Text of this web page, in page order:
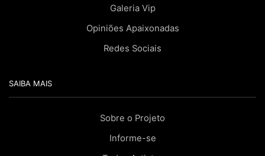
Galeria Vip
Opiniões Apaixonadas
Redes Sociais
SAIBA MAIS
Sobre o Projeto
Informe-se